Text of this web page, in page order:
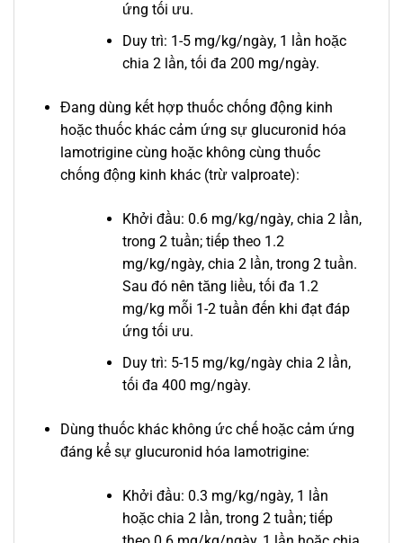
ứng tối ưu.
Duy trì: 1-5 mg/kg/ngày, 1 lần hoặc
chia 2 lần, tối đa 200 mg/ngày.
Đang dùng kết hợp thuốc chống động kinh
hoặc thuốc khác cảm ứng sự glucuronid hóa
lamotrigine cùng hoặc không cùng thuốc
chống động kinh khác (trừ valproate):
Khởi đầu: 0.6 mg/kg/ngày, chia 2 lần,
trong 2 tuần; tiếp theo 1.2
mg/kg/ngày, chia 2 lần, trong 2 tuần.
Sau đó nên tăng liều, tối đa 1.2
mg/kg mỗi 1-2 tuần đến khi đạt đáp
ứng tối ưu.
Duy trì: 5-15 mg/kg/ngày chia 2 lần,
tối đa 400 mg/ngày.
Dùng thuốc khác không ức chế hoặc cảm ứng
đáng kể sự glucuronid hóa lamotrigine:
Khởi đầu: 0.3 mg/kg/ngày, 1 lần
hoặc chia 2 lần, trong 2 tuần; tiếp